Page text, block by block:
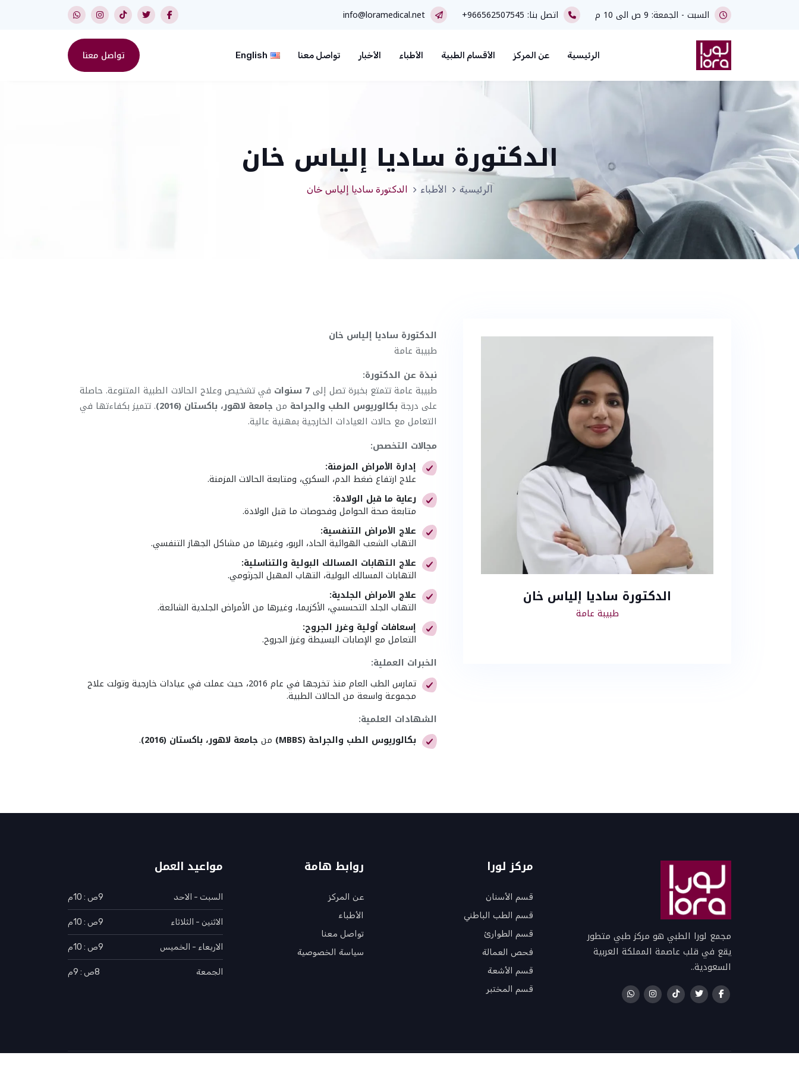
السبت - الجمعة: 9 ص الى 10 م اتصل بنا: +966562507545
info@loramedical.net
الرئيسية عن المركز الأقسام الطبية الأطباء الأخبار تواصل معنا English تواصل معنا
الدكتورة ساديا إلياس خان
الرئيسية الأطباء الدكتورة ساديا إلياس خان
الدكتورة ساديا إلياس خان
طبيبة عامة
الدكتورة ساديا إلياس خان
طبيبة عامة
نبذة عن الدكتورة:
طبيبة عامة تتمتع بخبرة تصل إلى7 سنوات
في تشخيص وعلاج الحالات الطبية المتنوعة. حاصلة
على درجةبكالوريوس الطب والجراحة من جامعة لاهور، باكستان (2016)
. تتميز بكفاءتها في
التعامل مع حالات العيادات الخارجية بمهنية عالية.
مجالات التخصص:
إدارة الأمراض المزمنة:
علاج ارتفاع ضغط الدم، السكري، ومتابعة الحالات المزمنة.
رعاية ما قبل الولادة:
متابعة صحة الحوامل وفحوصات ما قبل الولادة.
علاج الأمراض التنفسية:
التهاب الشعب الهوائية الحاد، الربو، وغيرها من مشاكل الجهاز التنفسي.
علاج التهابات المسالك البولية والتناسلية:
التهابات المسالك البولية، التهاب المهبل الجرثومي.
علاج الأمراض الجلدية:
التهاب الجلد التحسسي، الأكزيما، وغيرها من الأمراض الجلدية الشائعة.
إسعافات أولية وغرز الجروح:
التعامل مع الإصابات البسيطة وغرز الجروح.
الخبرات العملية:
تمارس الطب العام منذ تخرجها في عام 2016، حيث عملت في عيادات خارجية وتولت علاج
مجموعة واسعة من الحالات الطبية.
الشهادات العلمية:
بكالوريوس الطب والجراحة (MBBS) من جامعة لاهور، باكستان (2016) .
مجمع لورا الطبي هو مركز طبي متطور
يقع في قلب عاصمة المملكة العربية
السعودية..
مركز لورا
قسم الأسنان
قسم الطب الباطني
قسم الطوارئ
فحص العمالة
قسم الأشعة
قسم المختبر
روابط هامة
عن المركز
الأطباء
تواصل معنا
سياسة الخصوصية
مواعيد العمل
السبت - الاحد 9ص : 10م
الاثنين - الثلاثاء 9ص : 10م
الاربعاء - الخميس 9ص : 10م
الجمعة 8ص : 9م